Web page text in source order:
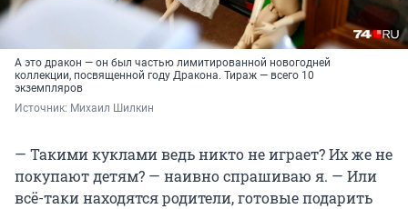
А это дракон — он был частью лимитированной новогодней
коллекции, посвященной году Дракона. Тираж — всего 10
экземпляров
Источник: Михаил Шилкин
— Такими куклами ведь никто не играет? Их же не
покупают детям? — наивно спрашиваю я. — Или
всё-таки находятся родители, готовые подарить